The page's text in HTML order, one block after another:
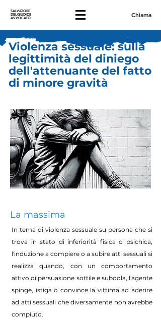
SALVATORE
DELGIUDICE
AVVOCATO Chiama
Violenza sessuale: sulla
legittimità del diniego
dell'attenuante del fatto
di minore gravità
La massima
In tema di violenza sessuale su persona che si
trova in stato di inferiorità fisica o psichica,
l'induzione a compiere o a subire atti sessuali si
realizza quando, con un comportamento
attivo di persuasione sottile e subdola, l'agente
spinge, istiga o convince la vittima ad aderire
ad atti sessuali che diversamente non avrebbe
compiuto.